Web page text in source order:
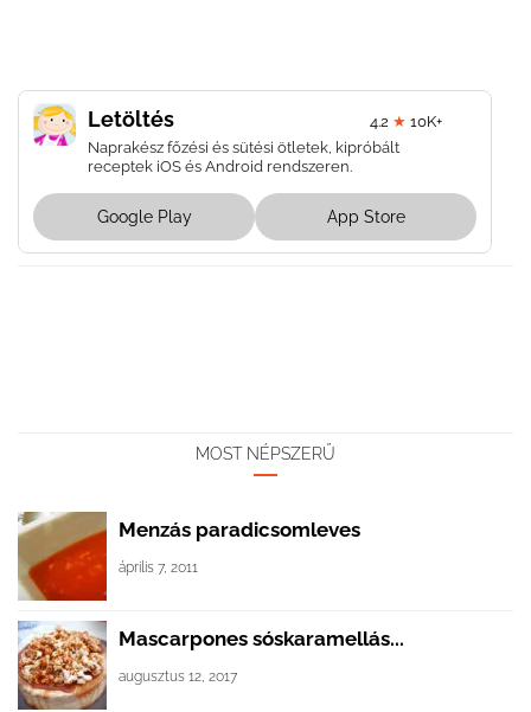
Letöltés 4.2 ★ 10K+
Naprakész főzési és sütési ötletek, kipróbált
receptek iOS és Android rendszeren.
Google Play App Store
MOST NÉPSZERŰ
Menzás paradicsomleves
április 7, 2011
Mascarpones sóskaramellás...
augusztus 12, 2017